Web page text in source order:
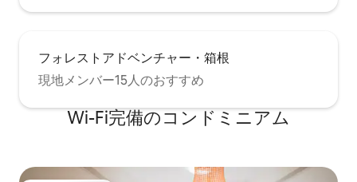
フォレストアドベンチャー・箱根
現地メンバー15人のおすすめ
Wi-Fi完備のコンドミニアム